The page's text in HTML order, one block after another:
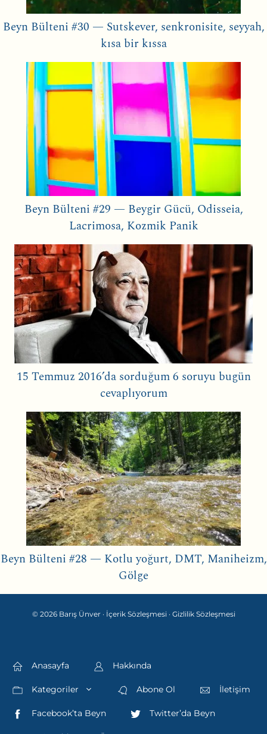
Beyn Bülteni #30 — Sutskever, senkronisite, seyyah,
kısa bir kıssa
Beyn Bülteni #29 — Beygir Gücü, Odisseia,
Lacrimosa, Kozmik Panik
15 Temmuz 2016’da sorduğum 6 soruyu bugün
cevaplıyorum
Beyn Bülteni #28 — Kotlu yoğurt, DMT, Maniheizm,
Gölge
© 2026 Barış Ünver · İçerik Sözleşmesi · Gizlilik Sözleşmesi
Anasayfa Hakkında
Kategoriler Abone Ol İletişim
Facebook’ta Beyn Twitter’da Beyn